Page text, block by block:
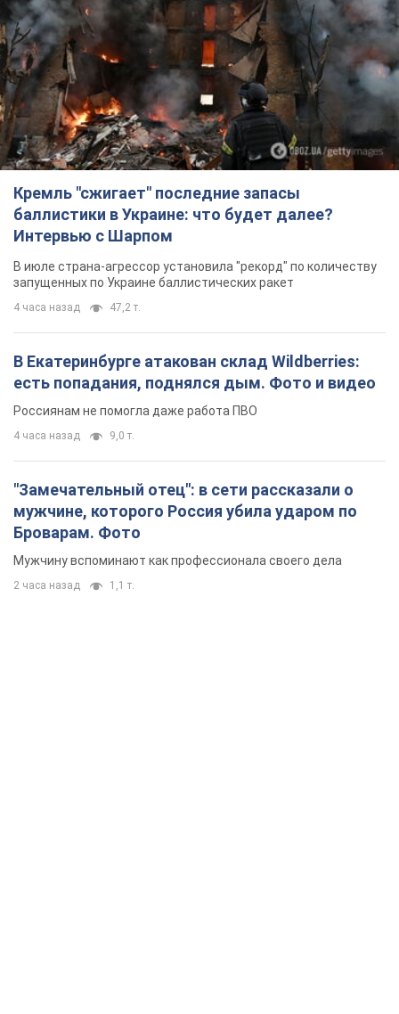
Кремль "сжигает" последние запасы
баллистики в Украине: что будет далее?
Интервью с Шарпом
В июле страна-агрессор установила "рекорд" по количеству
запущенных по Украине баллистических ракет
4 часа назад 47,2 т.
В Екатеринбурге атакован склад Wildberries:
есть попадания, поднялся дым. Фото и видео
Россиянам не помогла даже работа ПВО
4 часа назад 9,0 т.
"Замечательный отец": в сети рассказали о
мужчине, которого Россия убила ударом по
Броварам. Фото
Мужчину вспоминают как профессионала своего дела
2 часа назад 1,1 т.